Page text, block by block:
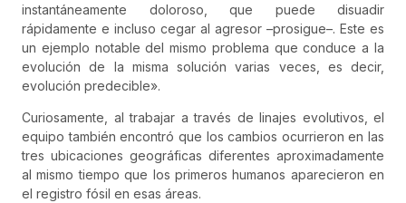
instantáneamente doloroso, que puede disuadir
rápidamente e incluso cegar al agresor –prosigue–. Este es
un ejemplo notable del mismo problema que conduce a la
evolución de la misma solución varias veces, es decir,
evolución predecible».
Curiosamente, al trabajar a través de linajes evolutivos, el
equipo también encontró que los cambios ocurrieron en las
tres ubicaciones geográficas diferentes aproximadamente
al mismo tiempo que los primeros humanos aparecieron en
el registro fósil en esas áreas.